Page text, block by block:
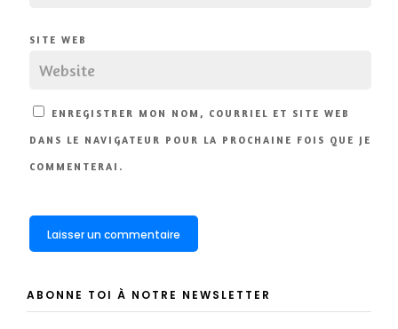
SITE WEB
ENREGISTRER MON NOM, COURRIEL ET SITE WEB
DANS LE NAVIGATEUR POUR LA PROCHAINE FOIS QUE JE
COMMENTERAI.
ABONNE TOI À NOTRE NEWSLETTER